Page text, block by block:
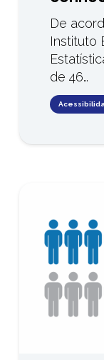
De
Instituto
de 46…